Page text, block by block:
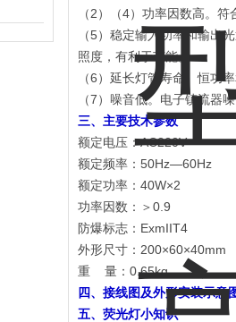
（2）
（4）功率因数高。
（5）稳定输入功率和输出
照度，有利于节能。
（6）延长灯管寿命。恒功
（7）噪音低。电子镇流器
三、主要技术参数
额定电压：AC220V
额定频率：50Hz—60Hz
额定功率：40W×2
功率因数：＞0.9
防爆标志：ExmIIT4
外形尺寸：200×60×40mm
重 量：0.65kg
四、 接线图及外形安装示意
五、荧光灯小知识